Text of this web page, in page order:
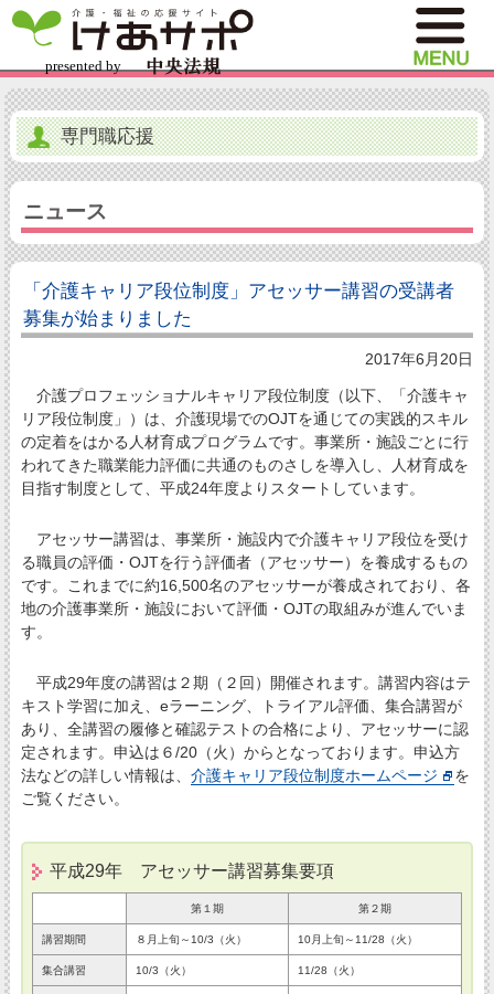
専門職応援
ニュース
「介護キャリア段位制度」アセッサー講習の受講者
募集が始まりました
2017年6月20日
介護プロフェッショナルキャリア段位制度（以下、「介護キャ
リア段位制度」）は、介護現場でのOJTを通じての実践的スキル
の定着をはかる人材育成プログラムです。事業所・施設ごとに行
われてきた職業能力評価に共通のものさしを導入し、人材育成を
目指す制度として、平成24年度よりスタートしています。
アセッサー講習は、事業所・施設内で介護キャリア段位を受け
る職員の評価・OJTを行う評価者（アセッサー）を養成するもの
です。これまでに約16,500名のアセッサーが養成されており、各
地の介護事業所・施設において評価・OJTの取組みが進んでいま
す。
平成29年度の講習は２期（２回）開催されます。講習内容はテ
キスト学習に加え、eラーニング、トライアル評価、集合講習が
あり、全講習の履修と確認テストの合格により、アセッサーに認
定されます。申込は６/20（火）からとなっております。申込方
法などの詳しい情報は、 介護キャリア段位制度ホームページ
を
ご覧ください。
平成29年 アセッサー講習募集要項
第１期 第２期
講習期間 ８月上旬～10/3（火） 10月上旬～11/28（火）
集合講習 10/3（火） 11/28（火）